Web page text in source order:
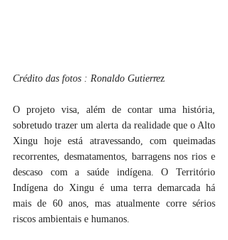
Crédito das fotos : Ronaldo Gutierrez
O projeto visa, além de contar uma história,
sobretudo trazer um alerta da realidade que o Alto
Xingu hoje está atravessando, com queimadas
recorrentes, desmatamentos, barragens nos rios e
descaso com a saúde indígena. O Território
Indígena do Xingu é uma terra demarcada há
mais de 60 anos, mas atualmente corre sérios
riscos ambientais e humanos.